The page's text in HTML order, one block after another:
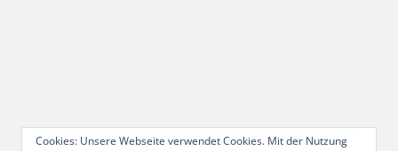
Cookies: Unsere Webseite verwendet Cookies. Mit der Nutzung